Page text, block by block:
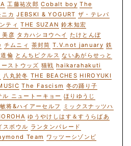
工藤祐次郎 Cobalt boy The
カ JEBSKI & YOGURT ザ・テレパ
ティ THE SUZAN 鈴木知宏
美彦 タカハシヨウヘイ たけとんぼ
チムニィ 茶封筒 T.V.not january 鉄
倫 とんちピクルス ないあがらせっと
ストウッズ 猫戦 haikarahakuti
八丸於冬 THE BEACHES HIROYUKI
The Fascism 冬の踊り子
ル ニュートーキョー ほりゆうじ
将&ハイアーセルフ
ミックスナッツハ
ゆうやけしはす＆すうらばあ
スボウル ランタンパレード
Team ワッツーシゾンビ